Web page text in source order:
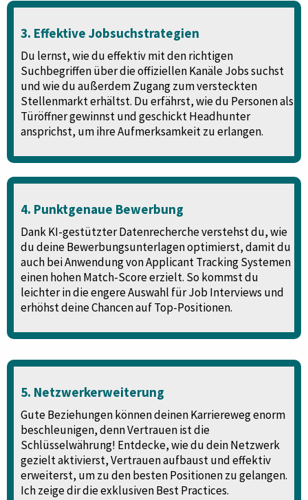
3. Effektive Jobsuchstrategien
Du lernst, wie du effektiv mit den richtigen
Suchbegriffen über die offiziellen Kanäle Jobs suchst
und wie du außerdem Zugang zum versteckten
Stellenmarkt erhältst. Du erfährst, wie du Personen als
Türöffner gewinnst und geschickt Headhunter
ansprichst, um ihre Aufmerksamkeit zu erlangen.
4. Punktgenaue Bewerbung
Dank KI-gestützter Datenrecherche verstehst du, wie
du deine Bewerbungsunterlagen optimierst, damit du
auch bei Anwendung von Applicant Tracking Systemen
einen hohen Match-Score erzielt. So kommst du
leichter in die engere Auswahl für Job Interviews und
erhöhst deine Chancen auf Top-Positionen.
5. Netzwerkerweiterung
Gute Beziehungen können deinen Karriereweg enorm
beschleunigen, denn Vertrauen ist die
Schlüsselwährung! Entdecke, wie du dein Netzwerk
gezielt aktivierst, Vertrauen aufbaust und effektiv
erweiterst, um zu den besten Positionen zu gelangen.
Ich zeige dir die exklusiven Best Practices.